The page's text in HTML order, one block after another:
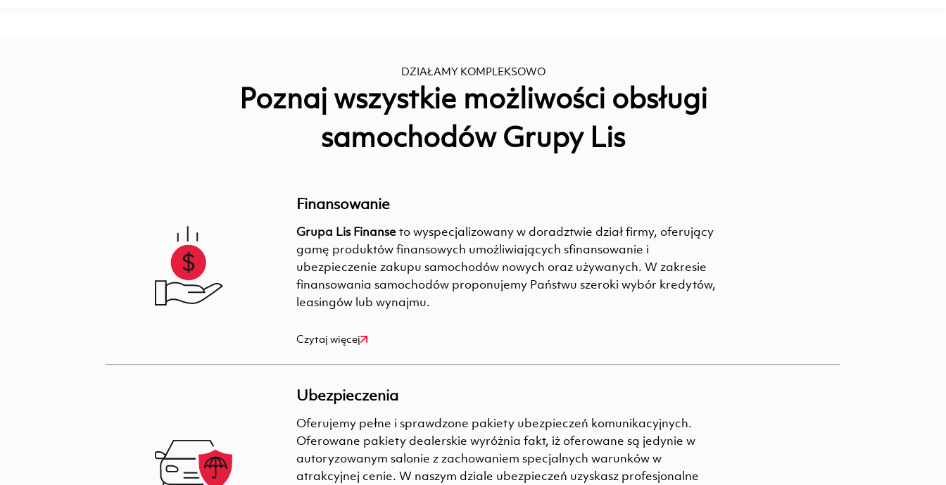
DZIAŁAMY KOMPLEKSOWO
Poznaj wszystkie możliwości obsługi
samochodów Grupy Lis
Finansowanie
Grupa Lis Finanseto wyspecjalizowany w doradztwie dział firmy, oferujący
gamę produktów finansowych umożliwiających sfinansowanie i
ubezpieczenie zakupu samochodów nowych oraz używanych. W zakresie
finansowania samochodów proponujemy Państwu szeroki wybór kredytów,
leasingów lub wynajmu.
Czytaj więcej
Ubezpieczenia
Oferujemy pełne i sprawdzone pakiety ubezpieczeń komunikacyjnych.
Oferowane pakiety dealerskie wyróżnia fakt, iż oferowane są jedynie w
autoryzowanym salonie z zachowaniem specjalnych warunków w
atrakcyjnej cenie. W naszym dziale ubezpieczeń uzyskasz profesjonalne